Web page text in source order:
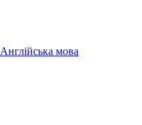
Англійська мова